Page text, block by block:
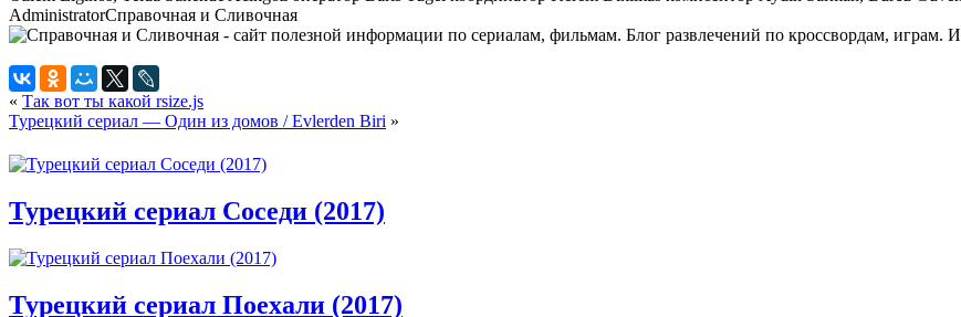
AdministratorСправочная и Сливочная
« Так вот ты какой rsize.js
Турецкий сериал — Один из домов / Evlerden Biri »
Турецкий сериал Соседи (2017)
Турецкий сериал Поехали (2017)